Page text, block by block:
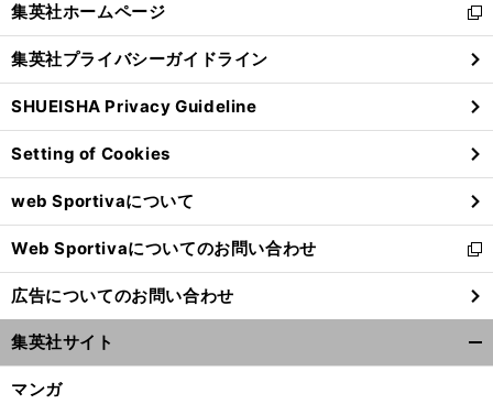
閉
る
集英社ホームページ
新
し
い
ウ
ィ
ン
ド
ウ
で
開
く
集英社プライバシーガイドライン
SHUEISHA Privacy Guideline
Setting of Cookies
web Sportivaについて
Web Sportivaについてのお問い合わせ
新
し
い
ウ
ィ
ン
広告についてのお問い合わせ
集英社サイト
マンガ